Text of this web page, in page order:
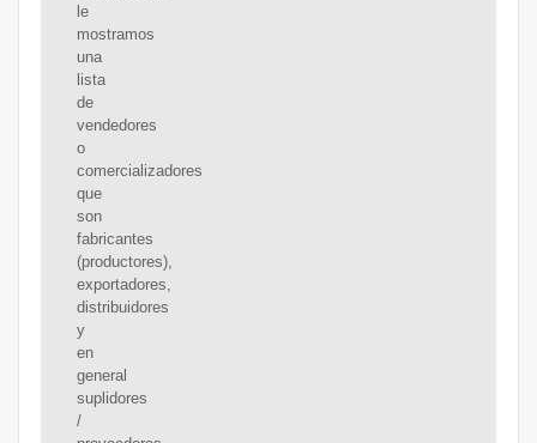
le
mostramos
una
lista
de
vendedores
o
comercializadores
que
son
fabricantes
(productores),
exportadores,
distribuidores
y
en
general
suplidores
/